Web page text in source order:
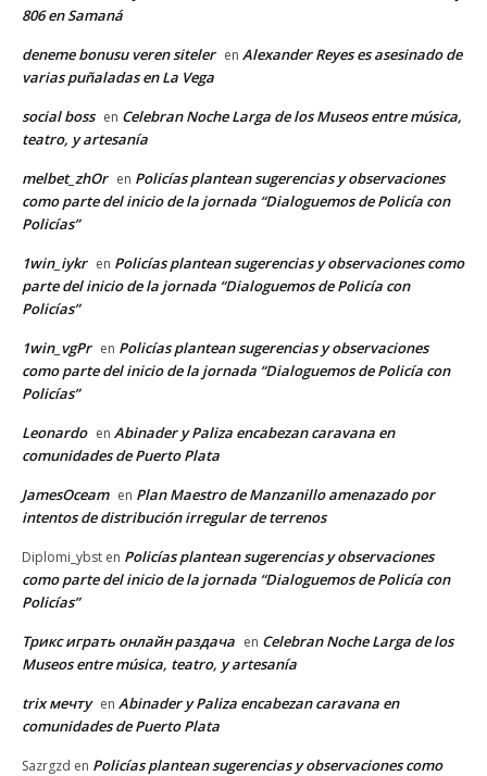
806 en Samaná
deneme bonusu veren siteler en Alexander Reyes es asesinado de
varias puñaladas en La Vega
social boss en Celebran Noche Larga de los Museos entre música,
teatro, y artesanía
melbet_zhOr en Policías plantean sugerencias y observaciones
como parte del inicio de la jornada “Dialoguemos de Policía con
Policías”
1win_iykr en Policías plantean sugerencias y observaciones como
parte del inicio de la jornada “Dialoguemos de Policía con
Policías”
1win_vgPr en Policías plantean sugerencias y observaciones
como parte del inicio de la jornada “Dialoguemos de Policía con
Policías”
Leonardo en Abinader y Paliza encabezan caravana en
comunidades de Puerto Plata
JamesOceam en Plan Maestro de Manzanillo amenazado por
intentos de distribución irregular de terrenos
Diplomi_ybst en Policías plantean sugerencias y observaciones
como parte del inicio de la jornada “Dialoguemos de Policía con
Policías”
Трикс играть онлайн раздача en Celebran Noche Larga de los
Museos entre música, teatro, y artesanía
trix мечту en Abinader y Paliza encabezan caravana en
comunidades de Puerto Plata
Sazrgzd en Policías plantean sugerencias y observaciones como